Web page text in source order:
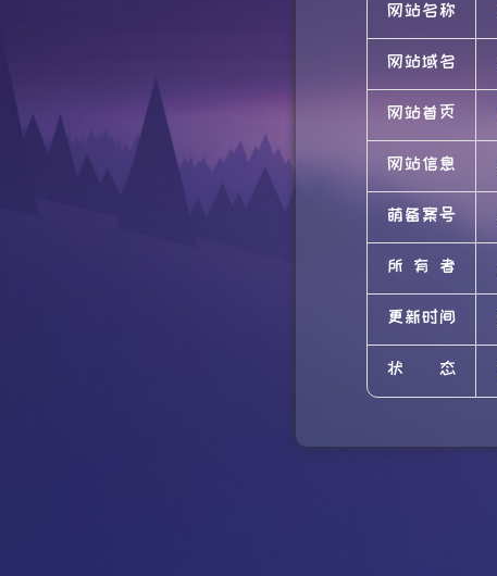
网站名称
网站域名
网站首页
网站信息
萌备案号
所有者
更新时间
状态